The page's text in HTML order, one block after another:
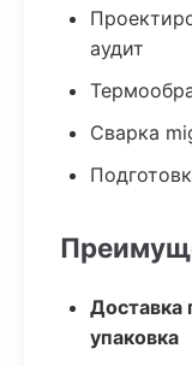
аудит
Сварка
Доставка
упаковка